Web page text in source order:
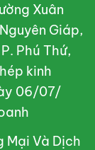
Xuân
Giáp,
Phú Thứ,
kinh
06/07/
Mại Và Dịch